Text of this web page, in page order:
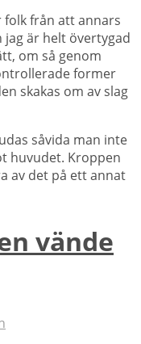
från att annars
jag är helt övertygad
om så genom
former
skakas om av slag
såvida man inte
huvudet. Kroppen
av det på ett annat
vände